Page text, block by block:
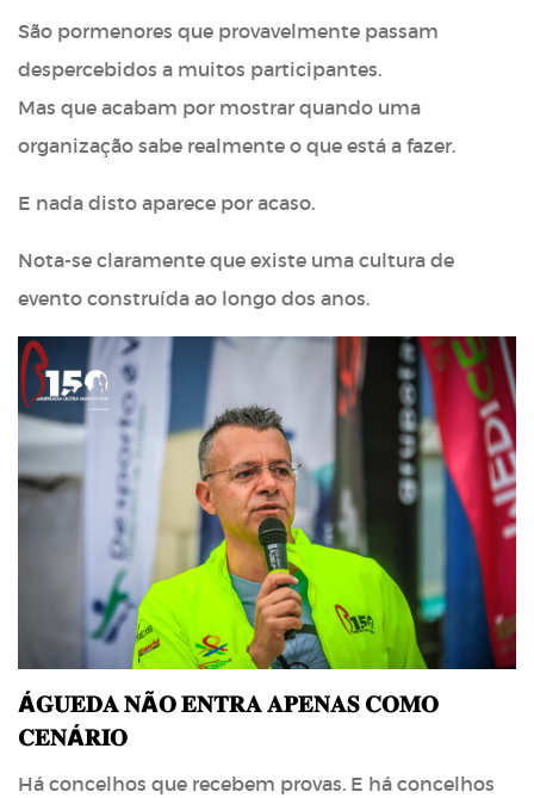
São pormenores que provavelmente passam
despercebidos a muitos participantes.
Mas que acabam por mostrar quando uma
organização sabe realmente o que está a fazer.
E nada disto aparece por acaso.
Nota-se claramente que existe uma cultura de
evento construída ao longo dos anos.
Á𝐆𝐔𝐄𝐃𝐀 𝐍Ã𝐎 𝐄𝐍𝐓𝐑𝐀 𝐀𝐏𝐄𝐍𝐀𝐒 𝐂𝐎𝐌𝐎
𝐂𝐄𝐍Á𝐑𝐈𝐎
Há concelhos que recebem provas. E há concelhos